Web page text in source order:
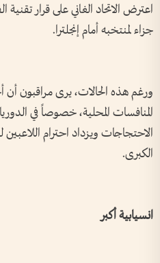
اعترض الاتحاد الغاني على قرار
جزاء لمنتخبه أمام إنجلترا.
ورغم هذه الحالات، يرى مراقبون أن
المنافسات المحلية، خصوصاً في
الاحتجاجات ويزداد احترام
الكبرى.
انسيابية أكبر